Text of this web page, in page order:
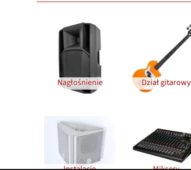
Nagłośnienie Dział gitarowy